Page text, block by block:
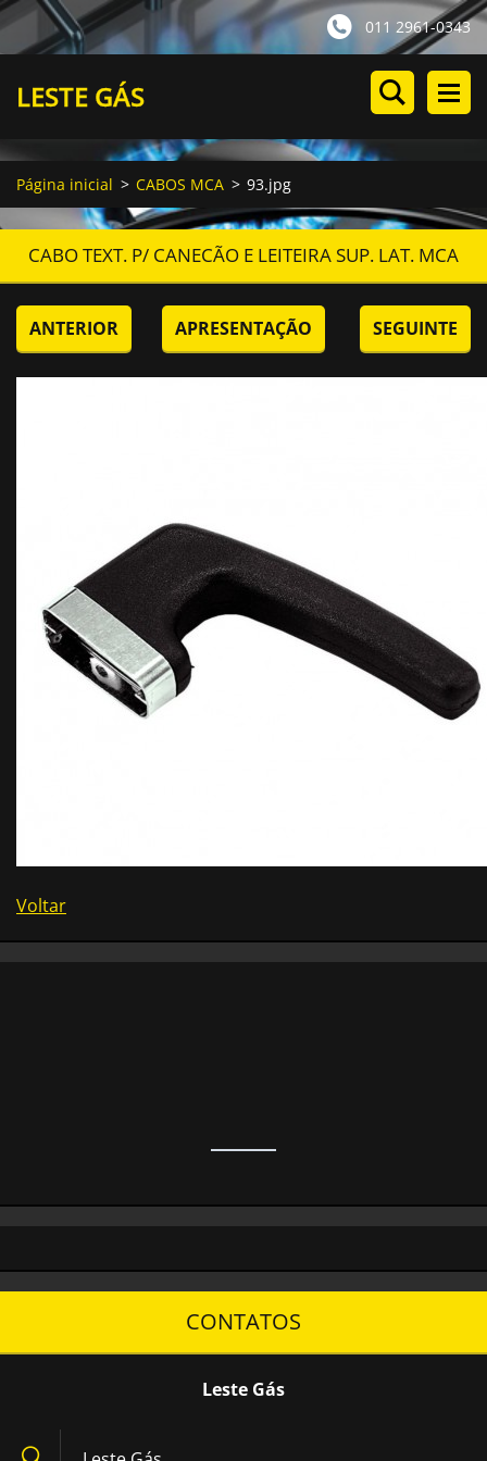
011 2961-0343
LESTE GÁS
Página inicial > CABOS MCA > 93.jpg
CABO TEXT. P/ CANECÃO E LEITEIRA SUP. LAT. MCA
ANTERIOR APRESENTAÇÃO SEGUINTE
Voltar
CONTATOS
Leste Gás